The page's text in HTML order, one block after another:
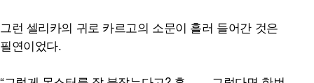
그런 셀리카의 귀로 카르고의 소문이 흘러 들어간 것은
필연이었다.